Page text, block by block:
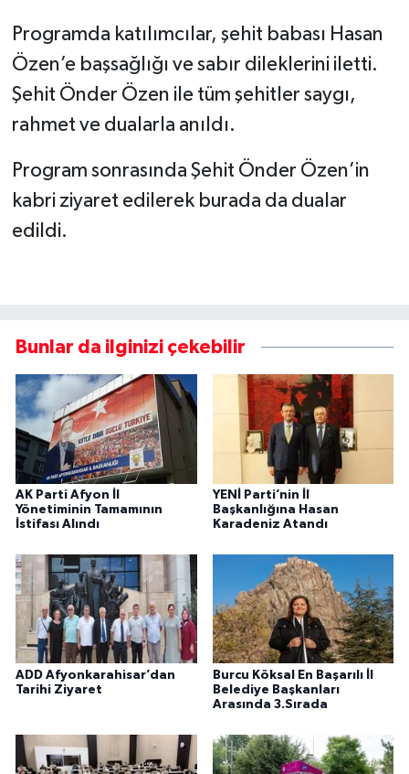
Programda katılımcılar, şehit babası Hasan
Özen’e başsağlığı ve sabır dileklerini iletti.
Şehit Önder Özen ile tüm şehitler saygı,
rahmet ve dualarla anıldı.
Program sonrasında Şehit Önder Özen’in
kabri ziyaret edilerek burada da dualar
edildi.
Bunlar da ilginizi çekebilir
AK Parti Afyon İl
Yönetiminin Tamamının
İstifası Alındı
YENİ Parti’nin İl
Başkanlığına Hasan
Karadeniz Atandı
ADD Afyonkarahisar’dan
Tarihi Ziyaret
Burcu Köksal En Başarılı İl
Belediye Başkanları
Arasında 3.Sırada